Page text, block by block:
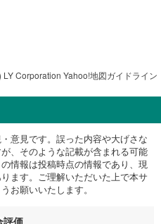
LY Corporation Yahoo!地図ガイドライン
意見です。誤った内容や大げさな
、そのような記載が含まれる可能
情報は投稿時点の情報であり、現
ます。ご理解いただいた上で本サ
お願いいたします。
評価